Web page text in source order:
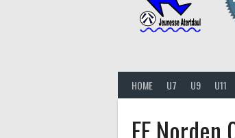
HOME U7 U9 U11
FF Norden